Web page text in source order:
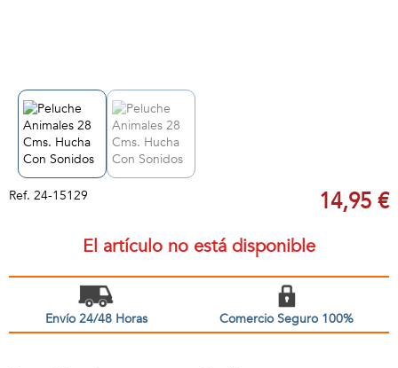
Ref. 24-15129 14,95 €
El artículo no está disponible
Envío 24/48 Horas Comercio Seguro 100%